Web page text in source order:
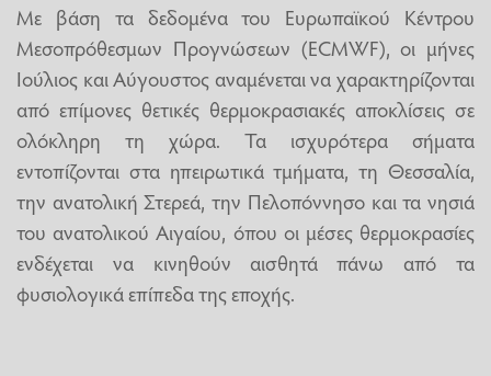
Με βάση τα δεδομένα του Ευρωπαϊκού Κέντρου
Μεσοπρόθεσμων Προγνώσεων (ECMWF), οι μήνες
Ιούλιος και Αύγουστος αναμένεται να χαρακτηρίζονται
από επίμονες θετικές θερμοκρασιακές αποκλίσεις σε
ολόκληρη τη χώρα. Τα ισχυρότερα σήματα
εντοπίζονται στα ηπειρωτικά τμήματα, τη Θεσσαλία,
την ανατολική Στερεά, την Πελοπόννησο και τα νησιά
του ανατολικού Αιγαίου, όπου οι μέσες θερμοκρασίες
ενδέχεται να κινηθούν αισθητά πάνω από τα
φυσιολογικά επίπεδα της εποχής.